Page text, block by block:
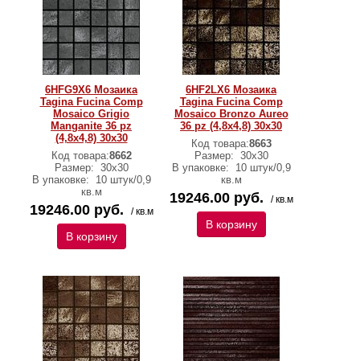
6HFG9X6 Мозаика
Tagina Fucina Comp
Mosaico Grigio
Manganite 36 pz
(4,8x4,8) 30x30
Код товара:8662
Размер: 30x30
В упаковке:
10 штук/0,9
кв.м
19246.00 руб. / кв.м
В корзину
6HF2LX6 Мозаика
Tagina Fucina Comp
Mosaico Bronzo Aureo
36 pz (4,8x4,8) 30x30
Код товара:8663
Размер: 30x30
В упаковке:
10 штук/0,9
кв.м
19246.00 руб. / кв.м
В корзину